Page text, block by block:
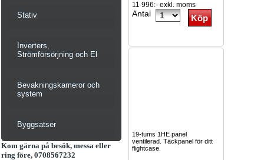
Stativ
Inverters,
Strömförsörjning och El
Bevakningskameror och
system
Byggsatser
Kom gärna på besök, messa eller
ring före, 0708567232
11 996:- exkl. moms
Antal
19-tums 1HE panel
ventilerad. Täckpanel för ditt
flightcase.